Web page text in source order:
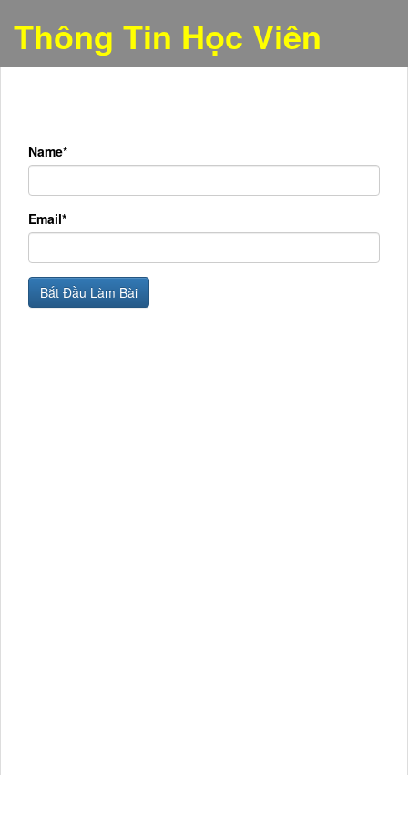
Thông Tin Học Viên
Name*
Email*
Bắt Đầu Làm Bài